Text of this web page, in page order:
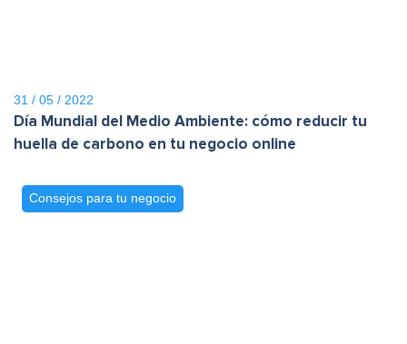
31 / 05 / 2022
Día Mundial del Medio Ambiente: cómo reducir tu
huella de carbono en tu negocio online
Consejos para tu negocio